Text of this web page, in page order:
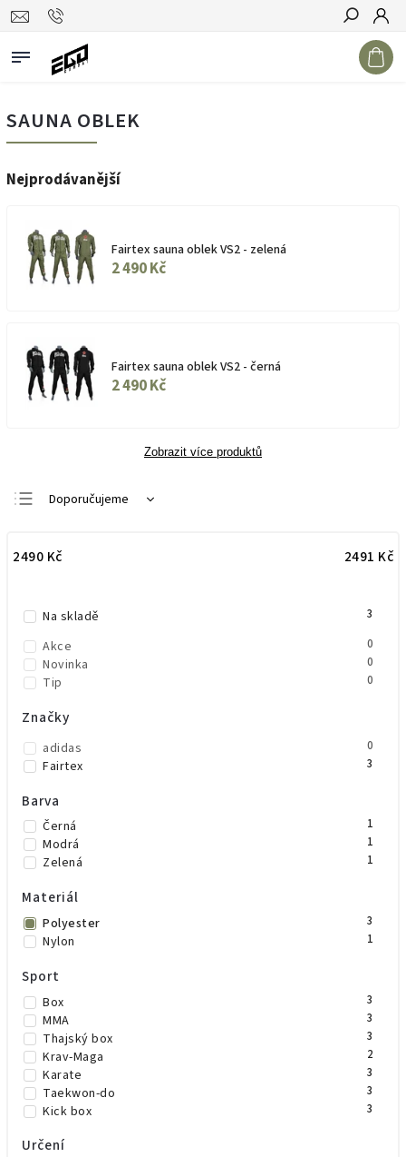
Hledat
SAUNA OBLEK
Nejprodávanější
Fairtex sauna oblek VS2 - zelená
2 490 Kč
Fairtex sauna oblek VS2 - černá
2 490 Kč
Zobrazit více produktů
Doporučujeme
Nejdražší
Abecedně
2490 Kč 2491 Kč
Na skladě 3
Akce 0
Novinka 0
Tip 0
Značky
adidas 0
Fairtex 3
Barva
Černá 1
Modrá 1
Zelená 1
Materiál
Polyester 3
Nylon 1
Sport
Box 3
MMA 3
Thajský box 3
Krav-Maga 2
Karate 3
Taekwon-do 3
Kick box 3
Určení